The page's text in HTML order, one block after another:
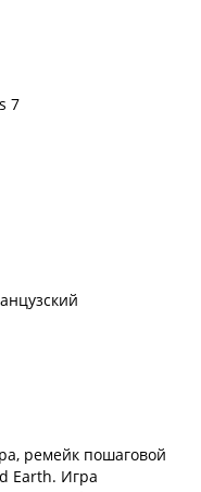
7
ремейк пошаговой
Earth. Игра